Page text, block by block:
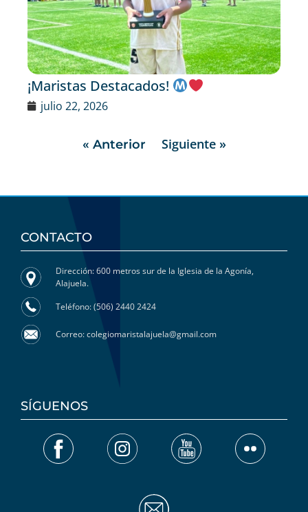
¡Maristas Destacados!
julio 22, 2026
« Anterior Siguiente »
CONTACTO
Dirección: 600 metros sur de la Iglesia de la Agonía,
Alajuela.
Teléfono: (506) 2440 2424
Correo: colegiomaristalajuela@gmail.com
SÍGUENOS